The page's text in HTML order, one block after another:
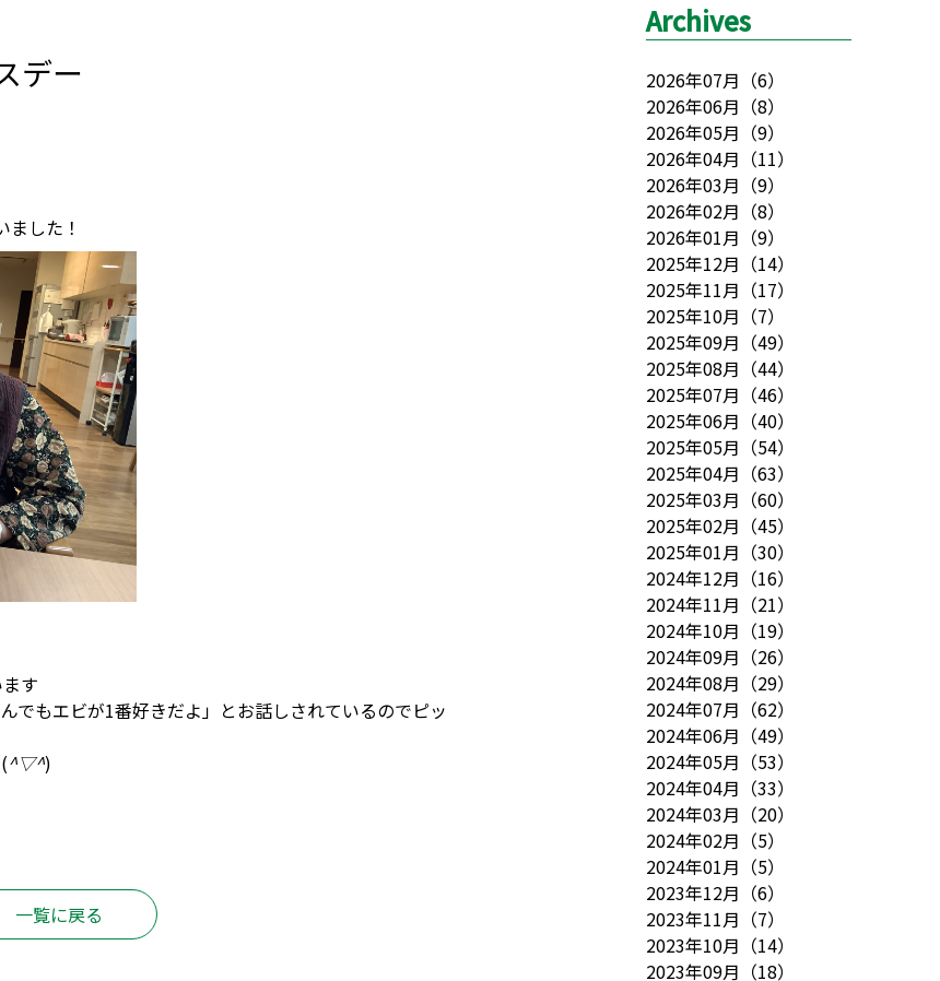
デー
した！
す
でもエビが1番好きだよ」とお話しされているのでピッ
^▽^)
一覧に戻る
Archives
2026年07月 （6）
2026年06月 （8）
2026年05月 （9）
2026年04月 （11）
2026年03月 （9）
2026年02月 （8）
2026年01月 （9）
2025年12月 （14）
2025年11月 （17）
2025年10月 （7）
2025年09月 （49）
2025年08月 （44）
2025年07月 （46）
2025年06月 （40）
2025年05月 （54）
2025年04月 （63）
2025年03月 （60）
2025年02月 （45）
2025年01月 （30）
2024年12月 （16）
2024年11月 （21）
2024年10月 （19）
2024年09月 （26）
2024年08月 （29）
2024年07月 （62）
2024年06月 （49）
2024年05月 （53）
2024年04月 （33）
2024年03月 （20）
2024年02月 （5）
2024年01月 （5）
2023年12月 （6）
2023年11月 （7）
2023年10月 （14）
2023年09月 （18）